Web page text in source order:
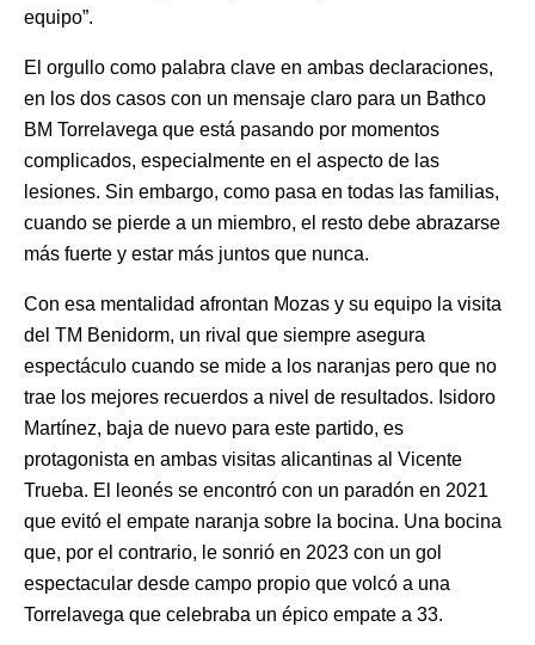
equipo”.
El orgullo como palabra clave en ambas declaraciones,
en los dos casos con un mensaje claro para un Bathco
BM Torrelavega que está pasando por momentos
complicados, especialmente en el aspecto de las
lesiones. Sin embargo, como pasa en todas las familias,
cuando se pierde a un miembro, el resto debe abrazarse
más fuerte y estar más juntos que nunca.
Con esa mentalidad afrontan Mozas y su equipo la visita
del TM Benidorm, un rival que siempre asegura
espectáculo cuando se mide a los naranjas pero que no
trae los mejores recuerdos a nivel de resultados. Isidoro
Martínez, baja de nuevo para este partido, es
protagonista en ambas visitas alicantinas al Vicente
Trueba. El leonés se encontró con un paradón en 2021
que evitó el empate naranja sobre la bocina. Una bocina
que, por el contrario, le sonrió en 2023 con un gol
espectacular desde campo propio que volcó a una
Torrelavega que celebraba un épico empate a 33.